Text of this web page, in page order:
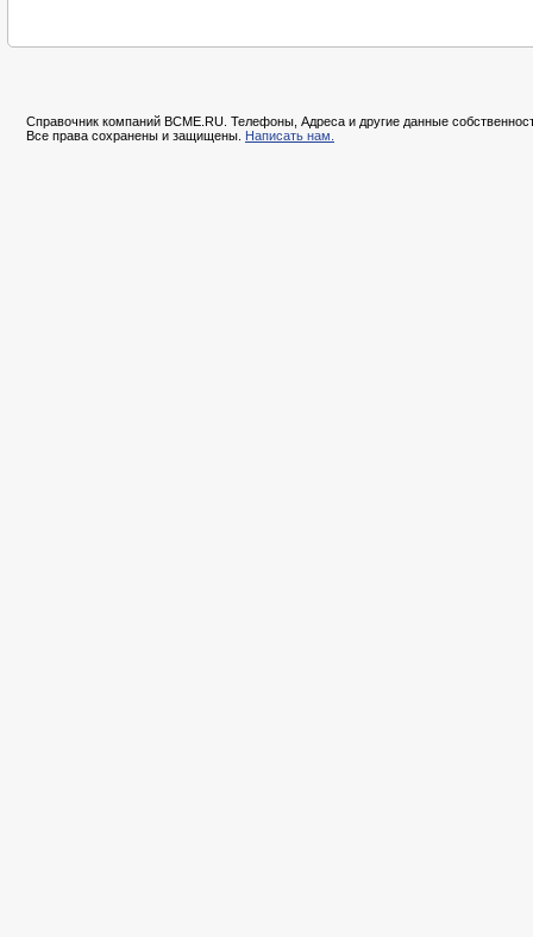
Справочник компаний BCME.RU. Телефоны, Адреса и другие данные
Все права сохранены и защищены. Написать нам.